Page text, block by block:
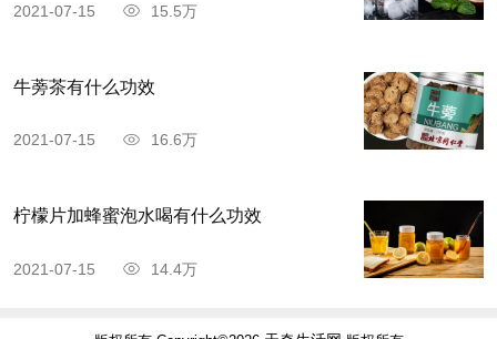
2021-07-15 15.5万
牛蒡茶有什么功效
2021-07-15 16.6万
柠檬片加蜂蜜泡水喝有什么功效
2021-07-15 14.4万